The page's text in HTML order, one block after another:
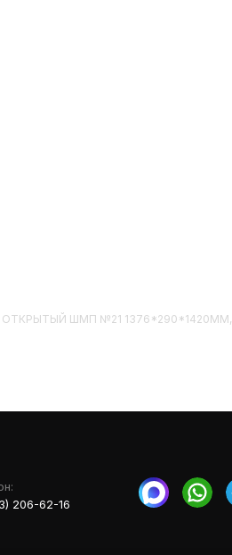
ОТКРЫТЫЙ ШМП №21 1376*290*1420ММ,
206-62-16